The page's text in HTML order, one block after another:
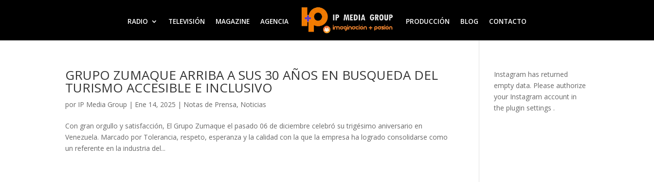
RADIO TELEVISIÓN MAGAZINE AGENCIA PRODUCCIÓN BLOG CONTACTO
GRUPO ZUMAQUE ARRIBA A SUS 30 AÑOS EN BUSQUEDA DEL
TURISMO ACCESIBLE E INCLUSIVO
por IP Media Group | Ene 14, 2025 | Notas de Prensa, Noticias
Con gran orgullo y satisfacción, El Grupo Zumaque el pasado 06 de diciembre celebró su trigésimo aniversario en
Venezuela. Marcado por Tolerancia, respeto, esperanza y la calidad con la que la empresa ha logrado consolidarse como
un referente en la industria del...
Instagram has returned
empty data. Please authorize
your Instagram account in
theplugin settings .